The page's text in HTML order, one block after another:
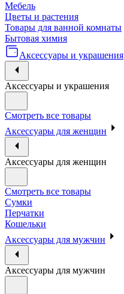
Мебель
Цветы и растения
Товары для ванной комнаты
Бытовая химия
Аксессуары и украшения
Аксессуары и украшения
Смотреть все товары
Аксессуары для женщин
Аксессуары для женщин
Смотреть все товары
Сумки
Перчатки
Кошельки
Аксессуары для мужчин
Аксессуары для мужчин